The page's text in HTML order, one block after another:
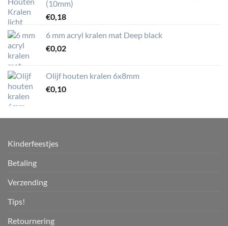
(10mm)
€0,18
6 mm acryl kralen mat Deep black
€0,02
Olijf houten kralen 6x8mm
€0,10
Kinderfeestjes
Betaling
Verzending
Tips!
Retournering